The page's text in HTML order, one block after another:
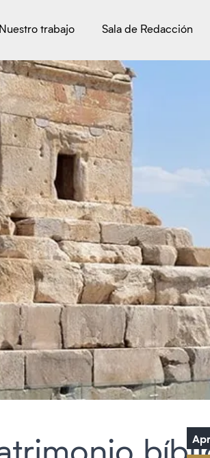
Nuestro trabajo Sala de Redacción